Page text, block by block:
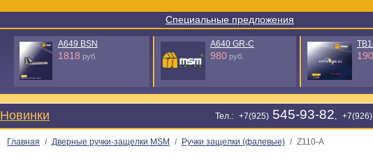
Специальные предложения
A640 GR-C
980 руб.
TB1-L25 (пакет)
190 руб.
TS3-L50 - C
288 руб.
Новинки Тел.: +7(925) 545-93-82, +7(926)
Главная / Дверные ручки-защелки МSМ / Ручки защелки (фалевые) / Z110-A